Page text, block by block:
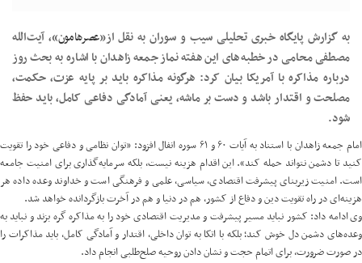
به گزارش پایگاه خبری تحلیلی سیب و سوران به نقل از«عصرهامون»، آیت‌الله
مصطفی محامی در خطبه‌های این هفته نماز جمعه زاهدان با اشاره به بحث روز
درباره مذاکره با آمریکا بیان کرد: هرگونه مذاکره باید بر پایه عزت، حکمت،
مصلحت و اقتدار باشد و دست بر ماشه، یعنی آمادگی دفاعی کامل، باید حفظ
شود.
امام جمعه زاهدان با استناد به آیات ۶۰ و ۶۱ سوره انفال افزود: «توان نظامی و دفاعی خود را تقویت
کنید تا دشمن نتواند حمله کند». این اقدام هزینه نیست، بلکه سرمایه‌گذاری برای امنیت جامعه
است. امنیت زیربنای پیشرفت اقتصادی، سیاسی، علمی و فرهنگی است و خداوند وعده داده هر
هزینه‌ای در راه تقویت دین و دفاع از کشور، هم در دنیا و هم در آخرت بازگردانده خواهد شد.
وی ادامه داد: کشور نباید مسیر پیشرفت و مدیریت اقتصادی خود را به مذاکره گره بزند و نباید به
وعده‌های دشمن دل خوش کند؛ بلکه با اتکا به توان داخلی، اقتدار و آمادگی کامل، باید مذاکرات را
در صورت ضرورت، برای اتمام حجت و نشان دادن روحیه صلح‌طلبی انجام داد.